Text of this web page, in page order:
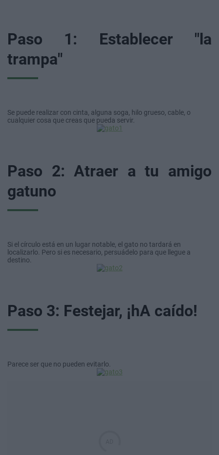
Paso 1: Establecer "la
trampa"
Se puede realizar con cinta, alguna soga, hilo grueso, cable, o
cualquier cosa que creas que pueda servir.
Paso 2: Atraer a tu amigo
gatuno
Si el círculo está en un lugar notable, el gato no tardará en
localizarlo. Pero si es necesario, persuádelo para que llegue a
destino.
Paso 3: Festejar, ¡hA caído!
Parece ser que no pueden evitarlo.